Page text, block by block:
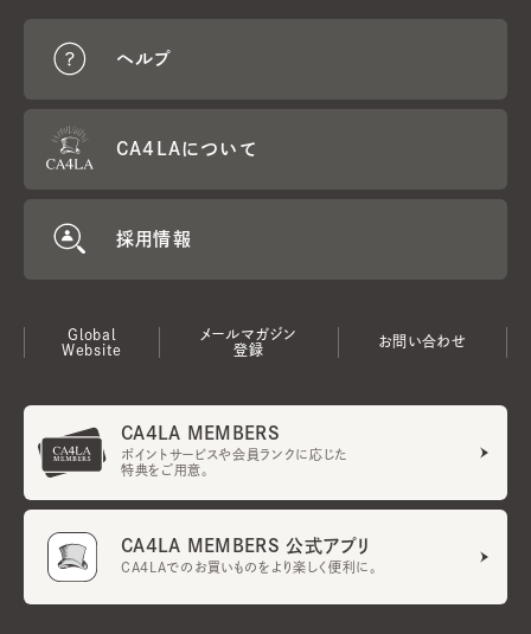
ヘルプ
CA4LAについて
採用情報
Global
Website
メールマガジン
登録
お問い合わせ
CA4LA MEMBERS
ポイントサービスや会員ランクに応じた
特典をご用意。
CA4LA MEMBERS 公式アプリ
CA4LAでのお買いものをより楽しく便利に。